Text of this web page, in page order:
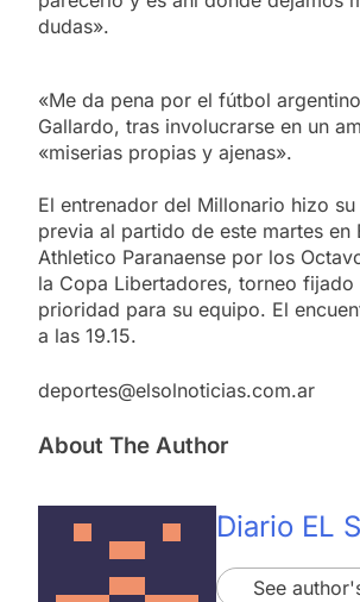
dudas».
«Me da pena por el fútbol
Gallardo, tras involucrarse en un
«miserias propias y ajenas».
El entrenador del Millonario hizo su
previa al partido de este martes en
Athletico Paranaense por los
la Copa Libertadores, torneo fijado
prioridad para su equipo. El
a las 19.15.
deportes@elsolnoticias.com.ar
About The Author
Diario EL
See